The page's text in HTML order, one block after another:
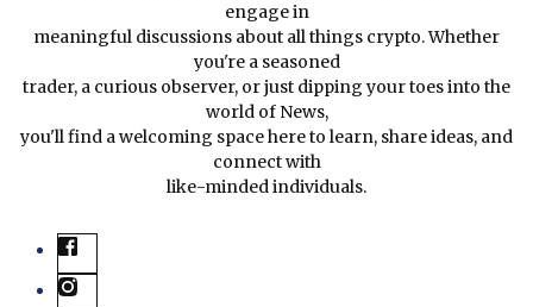
engage in
meaningful discussions about all things crypto. Whether
you're a seasoned
trader, a curious observer, or just dipping your toes into the
world of News,
you'll find a welcoming space here to learn, share ideas, and
connect with
like-minded individuals.